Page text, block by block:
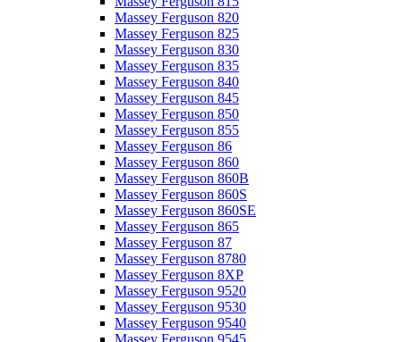
Massey Ferguson 820
Massey Ferguson 825
Massey Ferguson 830
Massey Ferguson 835
Massey Ferguson 840
Massey Ferguson 845
Massey Ferguson 850
Massey Ferguson 855
Massey Ferguson 86
Massey Ferguson 860
Massey Ferguson 860B
Massey Ferguson 860S
Massey Ferguson 860SE
Massey Ferguson 865
Massey Ferguson 87
Massey Ferguson 8780
Massey Ferguson 8XP
Massey Ferguson 9520
Massey Ferguson 9530
Massey Ferguson 9540
Massey Ferguson 9545